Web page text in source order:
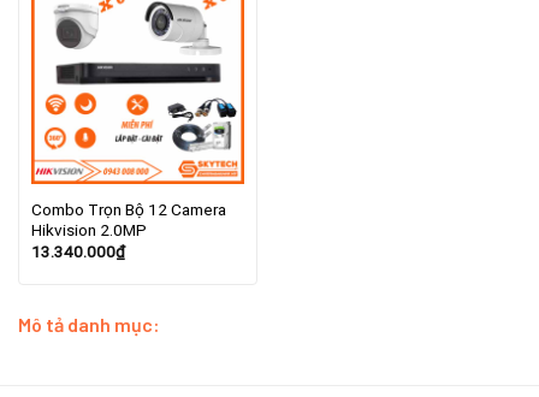
Combo Trọn Bộ 12 Camera
Hikvision 2.0MP
13.340.000₫
Mô tả danh mục: